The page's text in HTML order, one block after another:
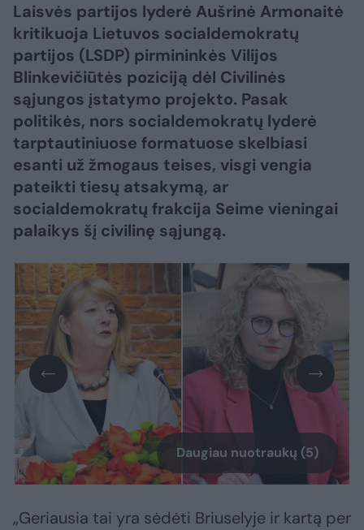
Laisvės partijos lyderė Aušrinė Armonaitė
kritikuoja Lietuvos socialdemokratų
partijos (LSDP) pirmininkės Vilijos
Blinkevičiūtės poziciją dėl Civilinės
sąjungos įstatymo projekto. Pasak
politikės, nors socialdemokratų lyderė
tarptautiniuose formatuose skelbiasi
esanti už žmogaus teises, visgi vengia
pateikti tiesų atsakymą, ar
socialdemokratų frakcija Seime vieningai
palaikys šį civilinę sąjungą.
Daugiau nuotraukų (5)
„Geriausia tai yra sėdėti Briuselyje ir kartą per